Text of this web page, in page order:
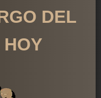
DEL